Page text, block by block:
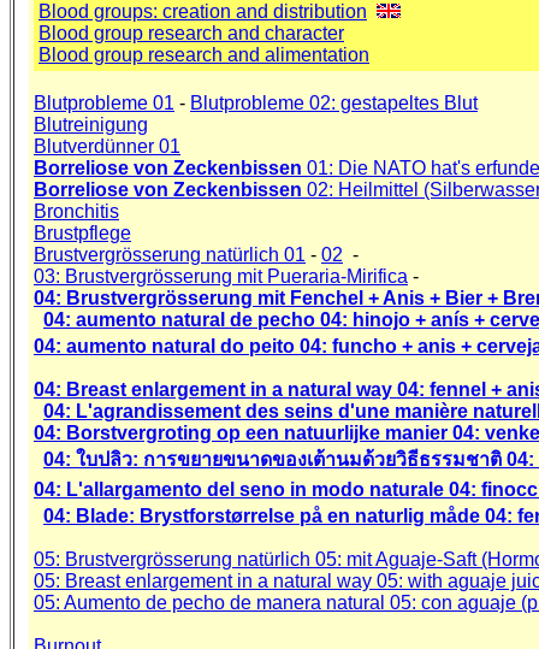
Blood groups: creation and distribution
Blood group research and character
Blood group research and alimentation
Blutprobleme 01 - Blutprobleme 02: gestapeltes Blut
Blutreinigung
Blutverdünner 01
Borreliose von Zeckenbissen 01: Die NATO hat's
Borreliose von Zeckenbissen 02: Heilmittel
Bronchitis
Brustpflege
Brustvergrösserung natürlich 01 - 02 -
03: Brustvergrösserung mit Pueraria-Mirifica -
04: Brustvergrösserung mit Fenchel + Anis + Bier +
04: aumento natural de pecho 04: hinojo + anís +
04: aumento natural do peito 04: funcho + anis +
04: Breast enlargement in a natural way 04: fennel +
04: L'agrandissement des seins d'une manière
04: Borstvergroting op een natuurlijke manier 04:
04: ใบปลิว: การขยายขนาดของเต้านมด้วยวิธีธรรมชาติ
04: L'allargamento del seno in modo naturale 04:
04: Blade: Brystforstørrelse på en naturlig måde 04:
05: Brustvergrösserung natürlich 05: mit Aguaje-Saft
05: Breast enlargement in a natural way 05: with aguaje
05: Aumento de pecho de manera natural 05: con aguaje